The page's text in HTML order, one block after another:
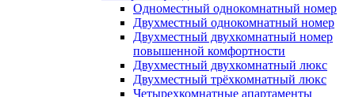
Одноместный однокомнатный номер
Двухместный однокомнатный номер
Двухместный двухкомнатный номер
повышенной комфортности
Двухместный двухкомнатный люкс
Двухместный трёхкомнатный люкс
Четырехкомнатные апартаменты